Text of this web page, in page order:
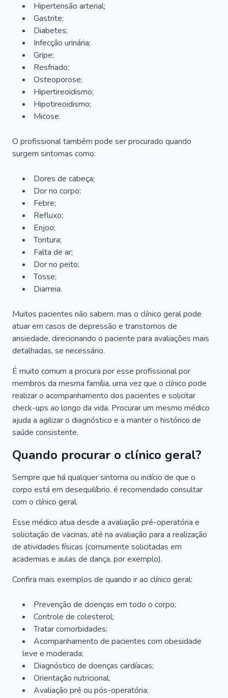
Hipertensão arterial;
Gastrite;
Diabetes;
Infecção urinária;
Gripe;
Resfriado;
Osteoporose;
Hipertireoidismo;
Hipotireoidismo;
Micose.
O profissional também pode ser procurado quando
surgem sintomas como:
Dores de cabeça;
Dor no corpo;
Febre;
Refluxo;
Enjoo;
Tontura;
Falta de ar;
Dor no peito;
Tosse;
Diarreia.
Muitos pacientes não sabem, mas o clínico geral pode
atuar em casos de depressão e transtornos de
ansiedade, direcionando o paciente para avaliações mais
detalhadas, se necessário.
É muito comum a procura por esse profissional por
membros da mesma família, uma vez que o clínico pode
realizar o acompanhamento dos pacientes e solicitar
check-ups ao longo da vida. Procurar um mesmo médico
ajuda a agilizar o diagnóstico e a manter o histórico de
saúde consistente.
Quando procurar o clínico geral?
Sempre que há qualquer sintoma ou indício de que o
corpo está em desequilíbrio, é recomendado consultar
com o clínico geral.
Esse médico atua desde a avaliação pré-operatória e
solicitação de vacinas, até na avaliação para a realização
de atividades físicas (comumente solicitadas em
academias e aulas de dança, por exemplo).
Confira mais exemplos de quando ir ao clínico geral:
Prevenção de doenças em todo o corpo;
Controle de colesterol;
Tratar comorbidades;
Acompanhamento de pacientes com obesidade
leve e moderada;
Diagnóstico de doenças cardíacas;
Orientação nutricional;
Avaliação pré ou pós-operatória;